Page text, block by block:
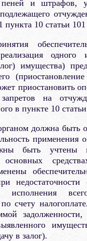
и штрафов,
пункта 10 статьи
имущества)
приостановить
на
в пункте 10
должна быть
применения
быть учтены
основных
недостаточности
исполнения
счету
задолженности,
в залог).